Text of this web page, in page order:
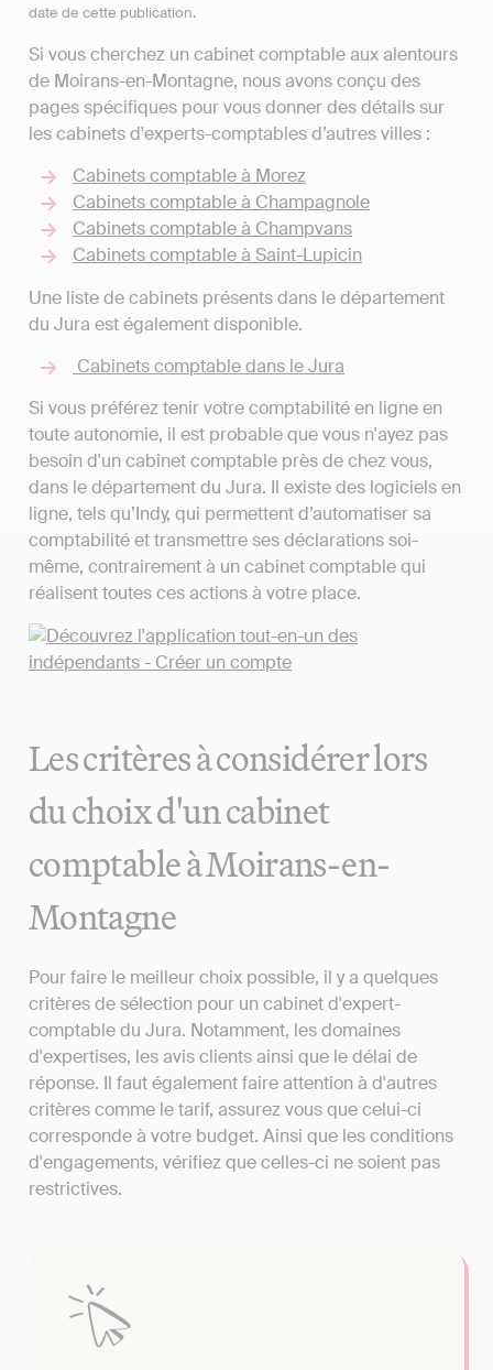
date de cette publication.
Si vous cherchez un cabinet comptable aux alentours
de Moirans-en-Montagne, nous avons conçu des
pages spécifiques pour vous donner des détails sur
les cabinets d'experts-comptables d’autres villes :
Cabinets comptable à Morez
Cabinets comptable à Champagnole
Cabinets comptable à Champvans
Cabinets comptable à Saint-Lupicin
Une liste de cabinets présents dans le département
du Jura est également disponible.
Cabinets comptable dans le Jura
Si vous préférez tenir votre comptabilité en ligne en
toute autonomie, il est probable que vous n'ayez pas
besoin d'un cabinet comptable près de chez vous,
dans le département du Jura. Il existe des logiciels en
ligne, tels qu’Indy, qui permettent d’automatiser sa
comptabilité et transmettre ses déclarations soi-
même, contrairement à un cabinet comptable qui
réalisent toutes ces actions à votre place.
Les critères à considérer lors
du choix d'un cabinet
comptable à Moirans-en-
Montagne
Pour faire le meilleur choix possible, il y a quelques
critères de sélection pour un cabinet d'expert-
comptable du Jura. Notamment, les domaines
d'expertises, les avis clients ainsi que le délai de
réponse. Il faut également faire attention à d'autres
critères comme le tarif, assurez vous que celui-ci
corresponde à votre budget. Ainsi que les conditions
d'engagements, vérifiez que celles-ci ne soient pas
restrictives.